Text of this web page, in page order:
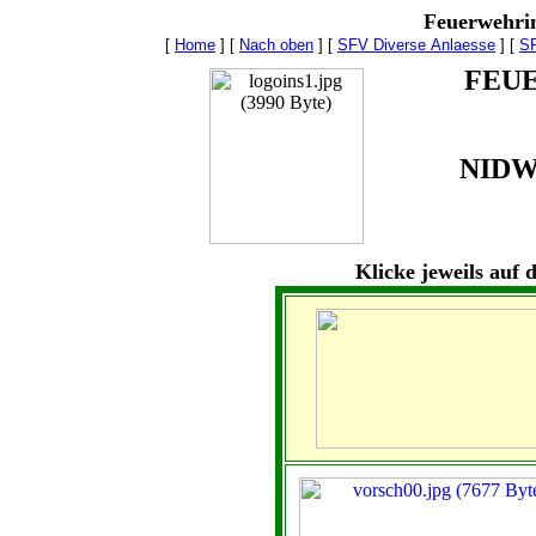
[ Home ] [ Nach oben ] [ SFV Diverse Anlaesse ] [
Klicke jeweils auf